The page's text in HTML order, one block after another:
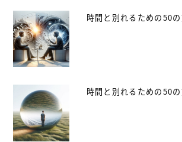
時間と別れるための50
時間と別れるための50